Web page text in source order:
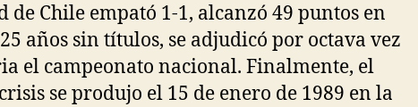
de Chile empató 1-1, alcanzó 49 puntos en
años sin títulos, se adjudicó por octava vez
el campeonato nacional. Finalmente, el
se produjo el 15 de enero de 1989 en la